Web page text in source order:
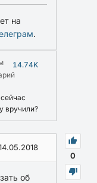
на
.
14.74K
вручили?
0
об